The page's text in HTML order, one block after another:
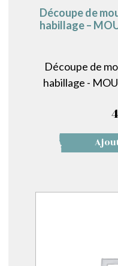
Découpe de
habillage –
Découpe de
habillage -